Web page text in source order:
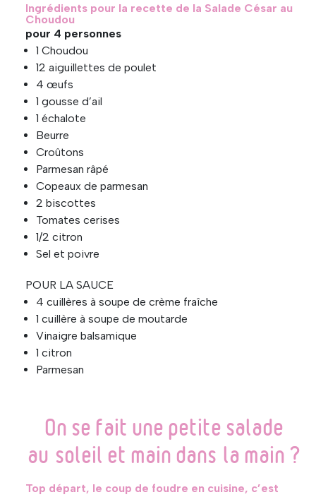
Ingrédients pour la recette de la Salade César au
Choudou
pour 4 personnes
1 Choudou
12 aiguillettes de poulet
4 œufs
1 gousse d’ail
1 échalote
Beurre
Croûtons
Parmesan râpé
Copeaux de parmesan
2 biscottes
Tomates cerises
1/2 citron
Sel et poivre
POUR LA SAUCE
4 cuillères à soupe de crème fraîche
1 cuillère à soupe de moutarde
Vinaigre balsamique
1 citron
Parmesan
On se fait une petite salade
au soleil et main dans la main ?
Top départ, le coup de foudre en cuisine, c’est